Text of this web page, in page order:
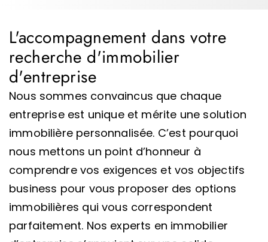
L'accompagnement dans votre
recherche d'immobilier
d'entreprise
Nous sommes convaincus que chaque
entreprise est unique et mérite une solution
immobilière personnalisée. C’est pourquoi
nous mettons un point d’honneur à
comprendre vos exigences et vos objectifs
business pour vous proposer des options
immobilières qui vous correspondent
parfaitement. Nos experts en immobilier